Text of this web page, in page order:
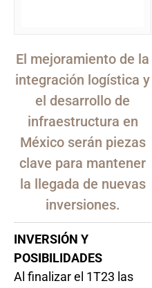
El mejoramiento de la
integración logística y
el desarrollo de
infraestructura en
México serán piezas
clave para mantener
la llegada de nuevas
inversiones.
INVERSIÓN Y
POSIBILIDADES
Al finalizar el 1T23 las